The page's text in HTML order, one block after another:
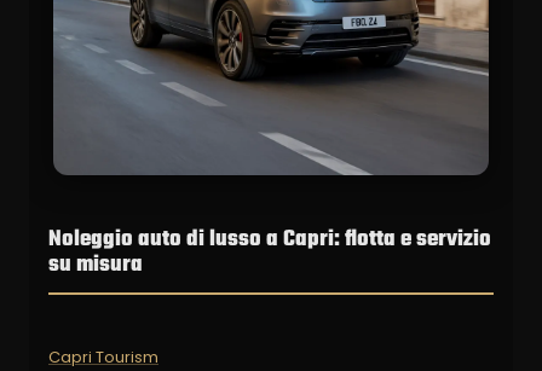
Noleggio auto di lusso a Capri: flotta e servizio
su misura
Capri Tourism